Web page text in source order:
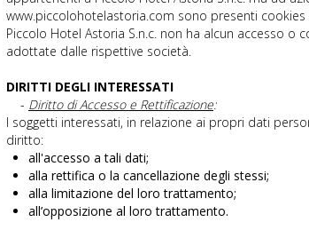
www.piccolohotelastoria.com sono presenti
Piccolo Hotel Astoria S.n.c. non ha alcun accesso
adottate dalle rispettive società.
DIRITTI DEGLI INTERESSATI
- Diritto di Accesso e Rettificazione:
I soggetti interessati, in relazione ai propri dati
diritto:
all'accesso a tali dati;
alla rettifica o la cancellazione degli stessi;
alla limitazione del loro trattamento;
all’opposizione al loro trattamento.